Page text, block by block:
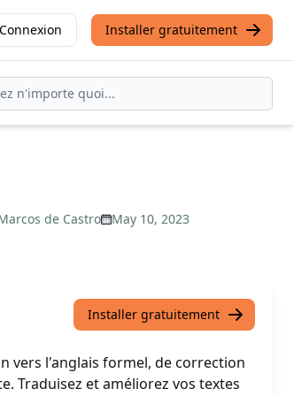
Connexion Installer gratuitement
de Castro
May 10, 2023
Installer gratuitement
vers l'anglais formel, de correction
Traduisez et améliorez vos textes